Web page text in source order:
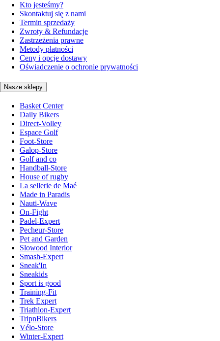
Kto jesteśmy?
Skontaktuj się z nami
Termin sprzedaży
Zwroty & Refundacje
Zastrzeżenia prawne
Metody płatności
Ceny i opcje dostawy
Oświadczenie o ochronie prywatności
Nasze sklepy
Basket Center
Daily Bikers
Direct-Volley
Espace Golf
Foot-Store
Galop-Store
Golf and co
Handball-Store
House of rugby
La sellerie de Maé
Made in Paradis
Nauti-Wave
On-Fight
Padel-Expert
Pecheur-Store
Pet and Garden
Slowood Interior
Smash-Expert
Sneak'In
Sneakids
Sport is good
Training-Fit
Trek Expert
Triathlon-Expert
TripnBikers
Vélo-Store
Winter-Expert